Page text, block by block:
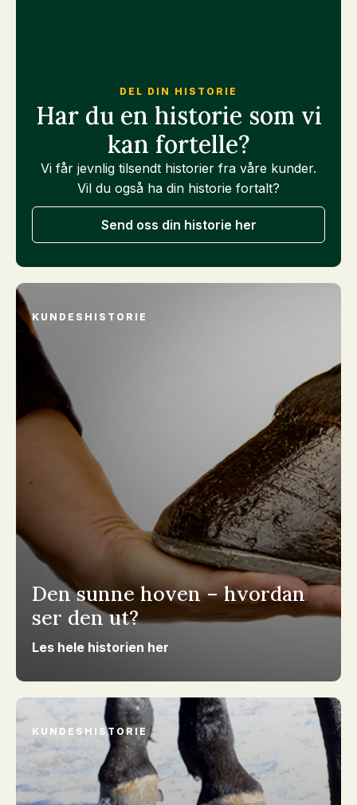
DEL DIN HISTORIE
Har du en historie som vi
kan fortelle?
Vi får jevnlig tilsendt historier fra våre kunder.
Vil du også ha din historie fortalt?
Send oss din historie her
KUNDESHISTORIE
Den sunne hoven – hvordan
ser den ut?
Les hele historien her
KUNDESHISTORIE